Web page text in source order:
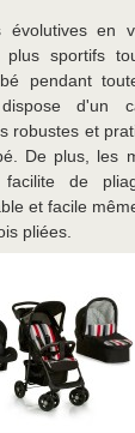
évolutives en
sportifs
pendant
d'un
robustes et
De plus, les
facilite de
et facile
pliées.